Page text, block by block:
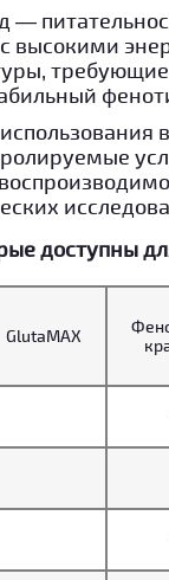
высокими
доступны
GlutaMAX